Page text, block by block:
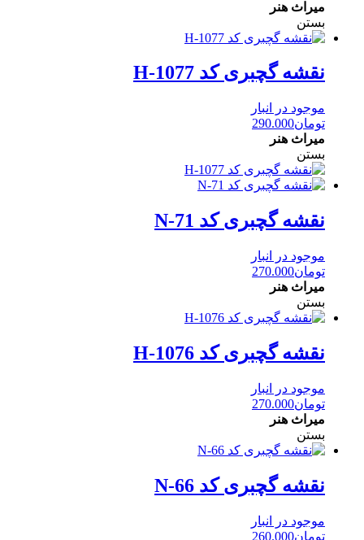
میراث هنر
بستن
نقشه گچبری کد H-1077
موجود در انبار
تومان290.000
میراث هنر
بستن
نقشه گچبری کد N-71
موجود در انبار
تومان270.000
میراث هنر
بستن
نقشه گچبری کد H-1076
موجود در انبار
تومان270.000
میراث هنر
بستن
نقشه گچبری کد N-66
موجود در انبار
تومان260.000